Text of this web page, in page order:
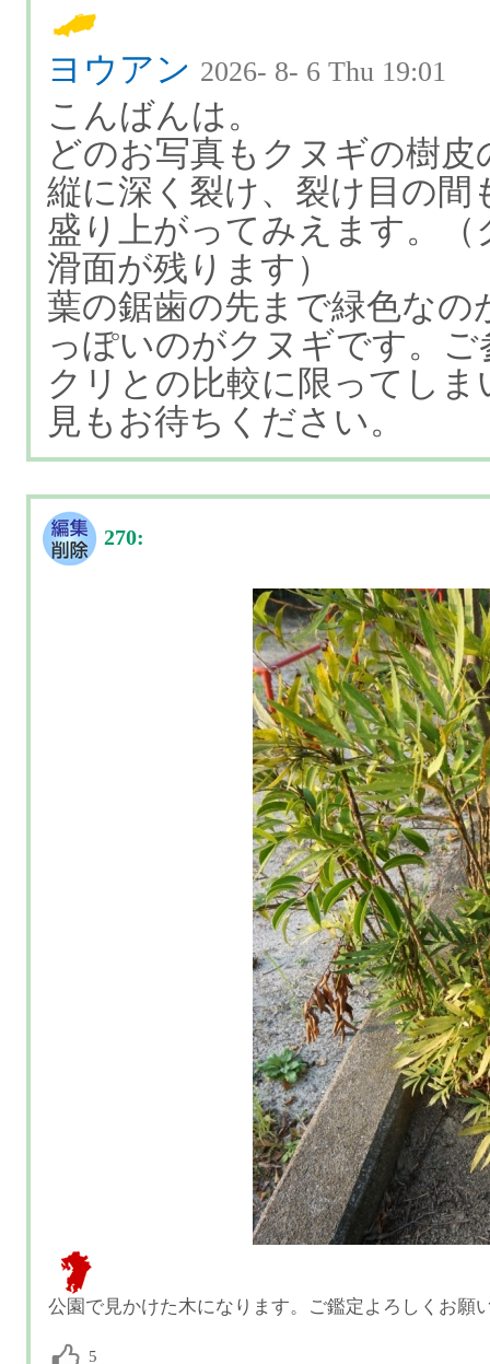
ヨウアン 2026- 8- 6 Thu 19:01
こんばんは。
どのお写真もクヌギの樹
縦に深く裂け、裂け目の間
盛り上がってみえます。
滑面が残ります）
葉の鋸歯の先まで緑色な
っぽいのがクヌギです。ご
クリとの比較に限ってし
見もお待ちください。
270:
公園で見かけた木になります。ご鑑定よろしくお願